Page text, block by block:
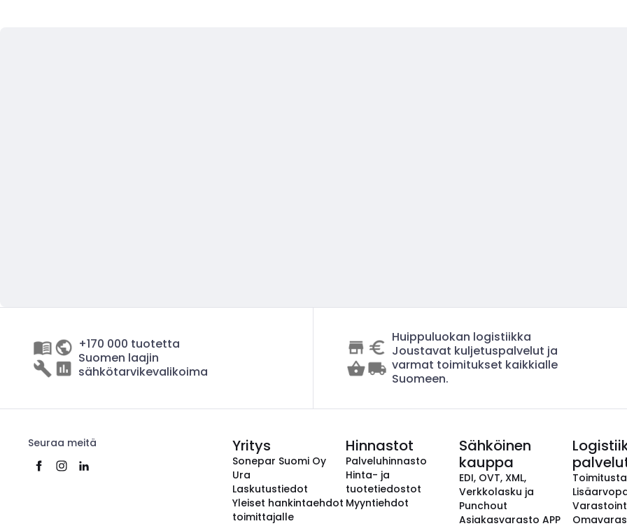
+170 000 tuotetta
Suomen laajin
sähkötarvikevalikoima
Huippuluokan logistiikka
Joustavat kuljetuspalvelut ja
varmat toimitukset kaikkialle
Suomeen.
Seuraa meitä Yritys
Sonepar Suomi Oy
Ura
Laskutustiedot
Yleiset hankintaehdot
toimittajalle
Hinnastot
Palveluhinnasto
Hinta- ja
tuotetiedostot
Myyntiehdot
Sähköinen
kauppa
EDI, OVT, XML,
Verkkolasku ja
Punchout
Asiakasvarasto APP